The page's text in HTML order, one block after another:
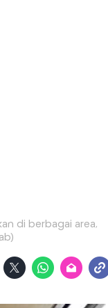
di berbagai area,